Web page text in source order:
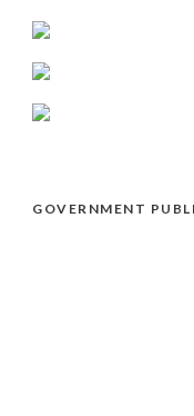
GOVERNMENT